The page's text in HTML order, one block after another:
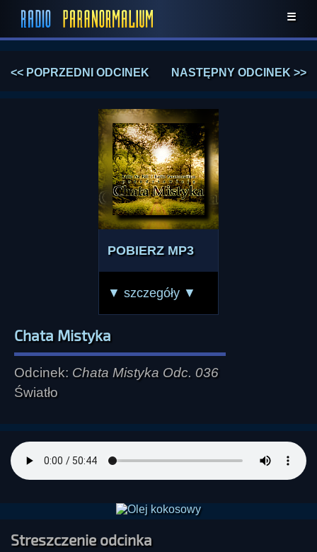
☰
<< POPRZEDNI ODCINEK NASTĘPNY ODCINEK >>
POBIERZ MP3
▼ szczegóły ▼
Chata Mistyka
Odcinek: Chata Mistyka Odc. 036
Światło
Streszczenie odcinka